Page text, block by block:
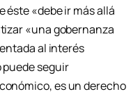
éste «debe ir más allá
«una gobernanza
al interés
puede seguir
es un derecho